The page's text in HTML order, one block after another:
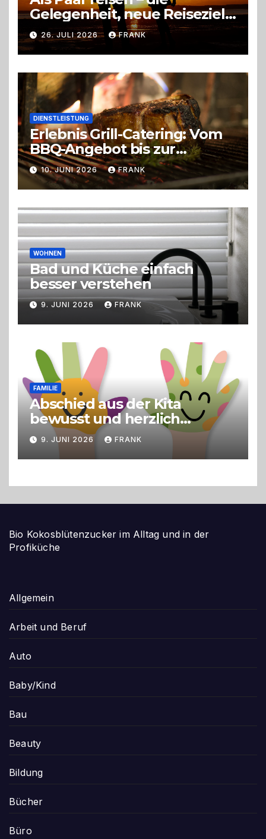
Gelegenheit, neue Reiseziele
zu entdecken
26. JULI 2026 FRANK
DIENSTLEISTUNG
Erlebnis Grill-Catering: Vom
BBQ-Angebot bis zur
perfekten Eventorganisation
Trend zu Outdoor-Events,
Erlebnisgastronomie und
Live-Cooking
10. JUNI 2026 FRANK
WOHNEN
Bad und Küche einfach
besser verstehen
9. JUNI 2026 FRANK
FAMILIE
Abschied aus der Kita
bewusst und herzlich
gestalten
9. JUNI 2026 FRANK
Bio Kokosblütenzucker im Alltag und in der
Profiküche
Allgemein
Arbeit und Beruf
Auto
Baby/Kind
Bau
Beauty
Bildung
Bücher
Büro